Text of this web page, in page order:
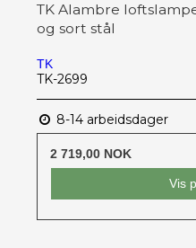
TK Alambre
og sort stål
TK
TK-2699
8-14 arbeidsdager
2 719,00 NOK
Vis